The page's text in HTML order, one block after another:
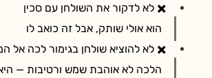
✖️ לא לדקור את השולחן עם סכין
הוא אולי שותק, אבל זה כואב לו
✖️ לא להוציא שולחן בגימור לכה אל
הלכה לא אוהבת שמש ורטיבות —